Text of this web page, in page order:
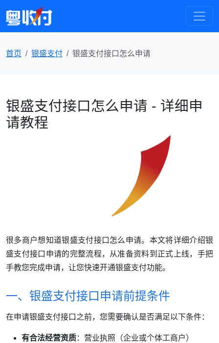
首页 银盛支付 银盛支付接口怎么申请
银盛支付接口怎么申请 - 详细申
请教程
很多商户想知道银盛支付接口怎么申请。本文将详细介绍银
盛支付接口申请的完整流程，从准备资料到正式上线，手把
手教您完成申请，让您快速开通银盛支付功能。
一、银盛支付接口申请前提条件
在申请银盛支付接口之前，您需要确认是否满足以下条件：
有合法经营资质：营业执照（企业或个体工商户）